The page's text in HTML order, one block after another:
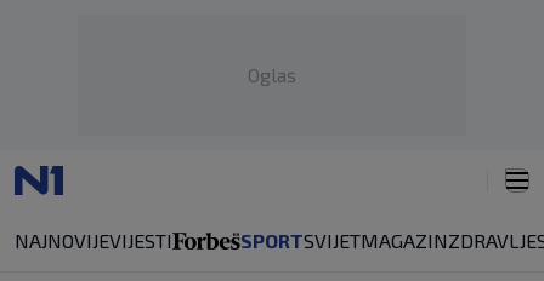
Oglas
NAJNOVIJEVIJESTI SPORTSVIJETMAGAZINZDRAVLJE